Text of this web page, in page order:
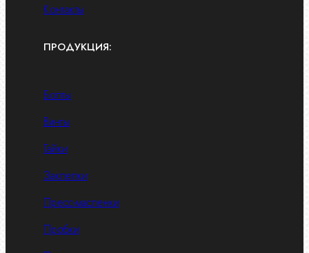
Контакты
ПРОДУКЦИЯ:
Болты
Винты
Гайки
Заклепки
Пресс-масленки
Пробки